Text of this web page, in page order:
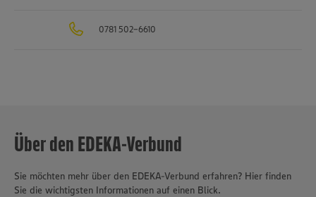
0781 502-6610
Über den EDEKA-Verbund
Sie möchten mehr über den EDEKA-Verbund erfahren? Hier finden
Sie die wichtigsten Informationen auf einen Blick.